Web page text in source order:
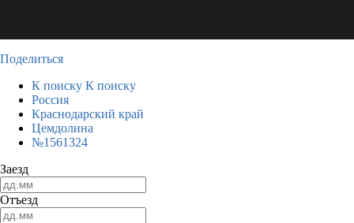
Поделиться
К поиску К поиску
Россия
Краснодарский край
Цемдолина
№1561324
Заезд
Отъезд